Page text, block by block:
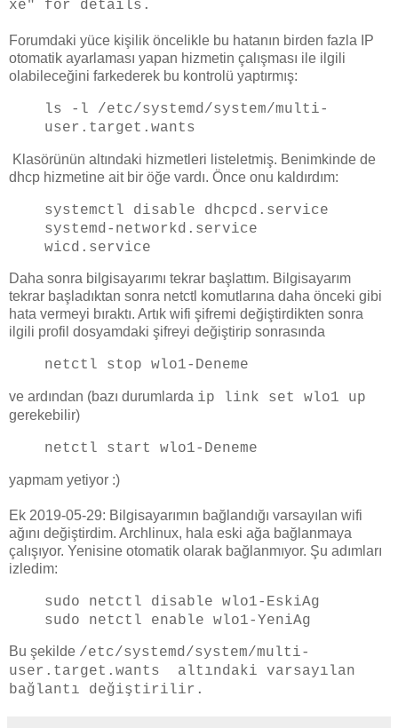
xe" for details.
Forumdaki yüce kişilik öncelikle bu hatanın birden fazla IP
otomatik ayarlaması yapan hizmetin çalışması ile ilgili
olabileceğini farkederek bu kontrolü yaptırmış:
ls -l /etc/systemd/system/multi-
user.target.wants
Klasörünün altındaki hizmetleri listeletmiş. Benimkinde de
dhcp hizmetine ait bir öğe vardı. Önce onu kaldırdım:
systemctl disable dhcpcd.service
systemd-networkd.service
wicd.service
Daha sonra bilgisayarımı tekrar başlattım. Bilgisayarım
tekrar başladıktan sonra netctl komutlarına daha önceki gibi
hata vermeyi bıraktı. Artık wifi şifremi değiştirdikten sonra
ilgili profil dosyamdaki şifreyi değiştirip sonrasında
netctl stop wlo1-Deneme
ve ardından (bazı durumlarda ip link set wlo1 up
gerekebilir)
netctl start wlo1-Deneme
yapmam yetiyor :)
Ek 2019-05-29: Bilgisayarımın bağlandığı varsayılan wifi
ağını değiştirdim. Archlinux, hala eski ağa bağlanmaya
çalışıyor. Yenisine otomatik olarak bağlanmıyor. Şu adımları
izledim:
sudo netctl disable wlo1-EskiAg
sudo netctl enable wlo1-YeniAg
Bu şekilde /etc/systemd/system/multi-
user.target.wants altındaki varsayılan
bağlantı değiştirilir.